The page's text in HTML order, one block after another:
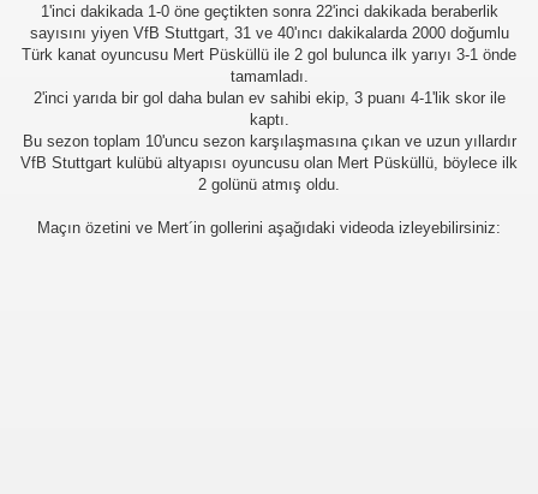
1'inci dakikada 1-0 öne geçtikten sonra 22'inci dakikada beraberlik
sayısını yiyen VfB Stuttgart, 31 ve 40'ıncı dakikalarda 2000 doğumlu
Türk kanat oyuncusu Mert Püsküllü ile 2 gol bulunca ilk yarıyı 3-1 önde
tamamladı.
2'inci yarıda bir gol daha bulan ev sahibi ekip, 3 puanı 4-1'lik skor ile
kaptı.
Bu sezon toplam 10'uncu sezon karşılaşmasına çıkan ve uzun yıllardır
VfB Stuttgart kulübü altyapısı oyuncusu olan Mert Püsküllü, böylece ilk
2 golünü atmış oldu.
Maçın özetini ve Mert´in gollerini aşağıdaki videoda izleyebilirsiniz: